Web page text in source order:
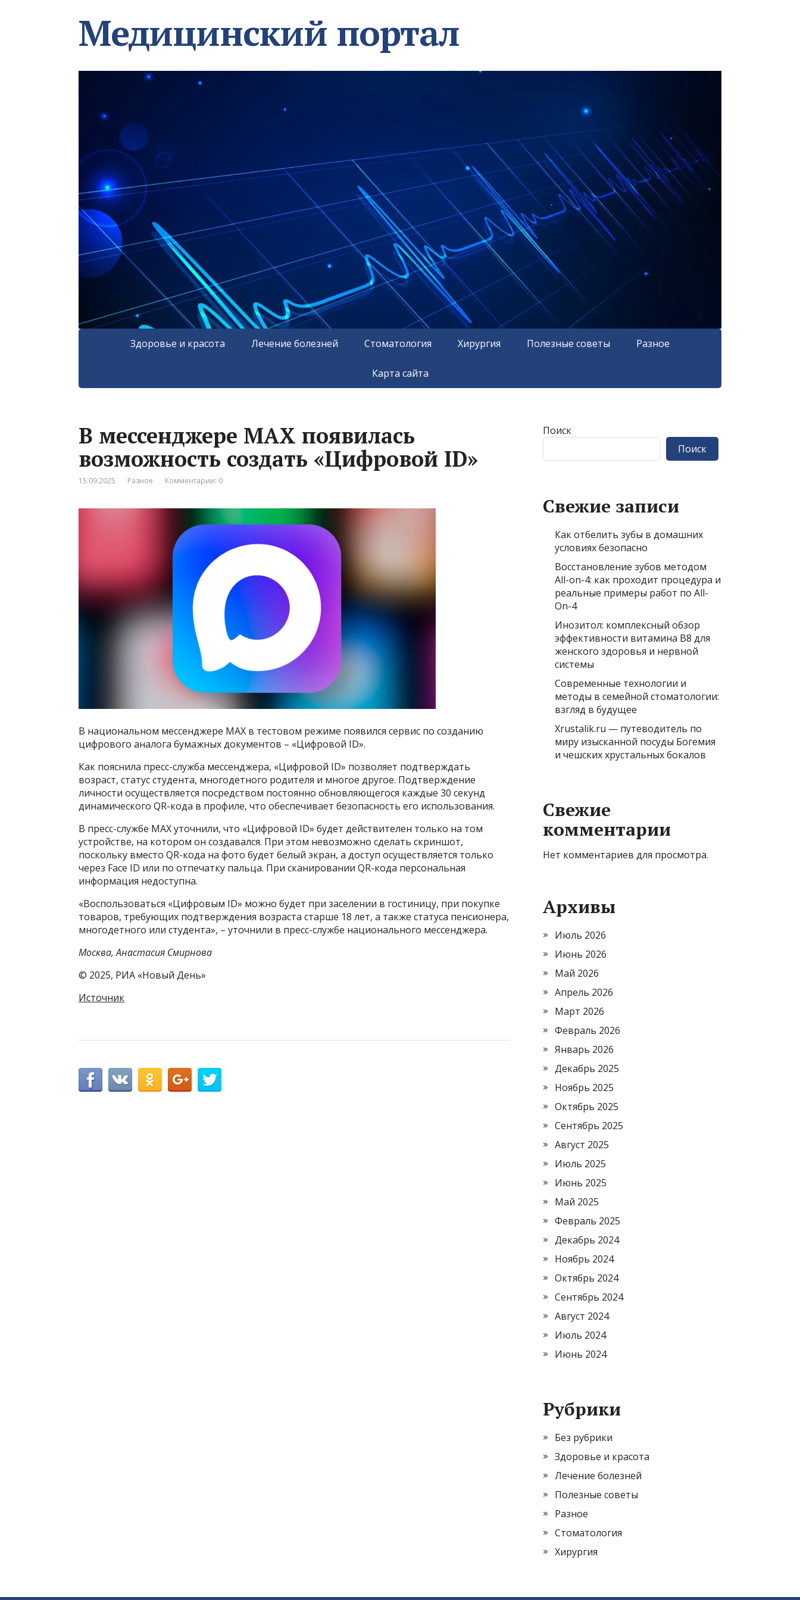
Медицинский портал
Здоровье и красота Лечение болезней Стоматология Хирургия Полезные советы Разное
Карта сайта
В мессенджере МАХ появилась
возможность создать «Цифровой ID»
15.09.2025 Разное Комментарии: 0
В национальном мессенджере МАХ в тестовом режиме появился сервис по созданию
цифрового аналога бумажных документов – «Цифровой ID».
Как пояснила пресс-служба мессенджера, «Цифровой ID» позволяет подтверждать
возраст, статус студента, многодетного родителя и многое другое. Подтверждение
личности осуществляется посредством постоянно обновляющегося каждые 30 секунд
динамического QR-кода в профиле, что обеспечивает безопасность его использования.
В пресс-службе МАХ уточнили, что «Цифровой ID» будет действителен только на том
устройстве, на котором он создавался. При этом невозможно сделать скриншот,
поскольку вместо QR-кода на фото будет белый экран, а доступ осуществляется только
через Face ID или по отпечатку пальца. При сканировании QR-кода персональная
информация недоступна.
«Воспользоваться «Цифровым ID» можно будет при заселении в гостиницу, при покупке
товаров, требующих подтверждения возраста старше 18 лет, а также статуса пенсионера,
многодетного или студента», – уточнили в пресс-службе национального мессенджера.
Москва, Анастасия Смирнова
© 2025, РИА «Новый День»
Источник
Поиск
Поиск
Свежие записи
Как отбелить зубы в домашних
условиях безопасно
Восстановление зубов методом
All-on-4: как проходит процедура и
реальные примеры работ по All-
On-4
Инозитол: комплексный обзор
эффективности витамина B8 для
женского здоровья и нервной
системы
Современные технологии и
методы в семейной стоматологии:
взгляд в будущее
Xrustalik.ru — путеводитель по
миру изысканной посуды Богемия
и чешских хрустальных бокалов
Свежие
комментарии
Нет комментариев для просмотра.
Архивы
Июль 2026
Июнь 2026
Май 2026
Апрель 2026
Март 2026
Февраль 2026
Январь 2026
Декабрь 2025
Ноябрь 2025
Октябрь 2025
Сентябрь 2025
Август 2025
Июль 2025
Июнь 2025
Май 2025
Февраль 2025
Декабрь 2024
Ноябрь 2024
Октябрь 2024
Сентябрь 2024
Август 2024
Июль 2024
Июнь 2024
Рубрики
Без рубрики
Здоровье и красота
Лечение болезней
Полезные советы
Разное
Стоматология
Хирургия